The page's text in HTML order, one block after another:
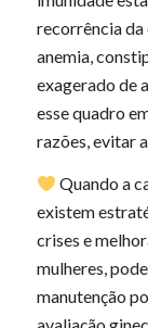
recorrência da
anemia,
exagerado de
esse quadro
razões, evitar
Quando a
existem
crises e
mulheres,
manutenção